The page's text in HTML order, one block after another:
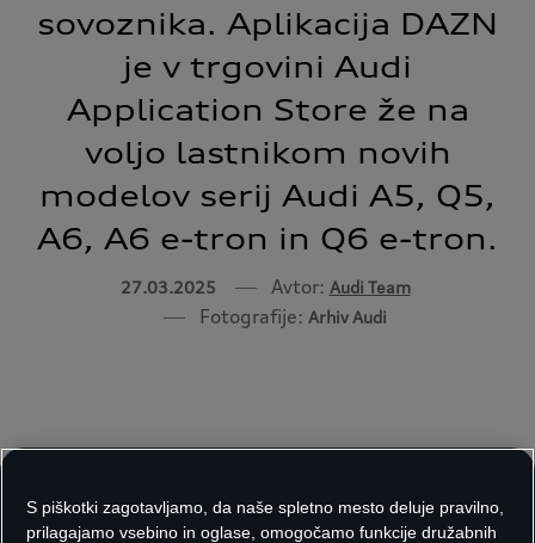
sovoznika. Aplikacija DAZN
je v trgovini Audi
Application Store že na
voljo lastnikom novih
modelov serij Audi A5, Q5,
A6, A6 e-tron in Q6 e-tron.
27.03.2025 Avtor: Audi Team
Fotografije: Arhiv Audi
S piškotki zagotavljamo, da naše spletno mesto deluje pravilno,
prilagajamo vsebino in oglase, omogočamo funkcije družabnih